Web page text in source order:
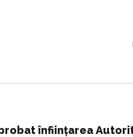
înființarea